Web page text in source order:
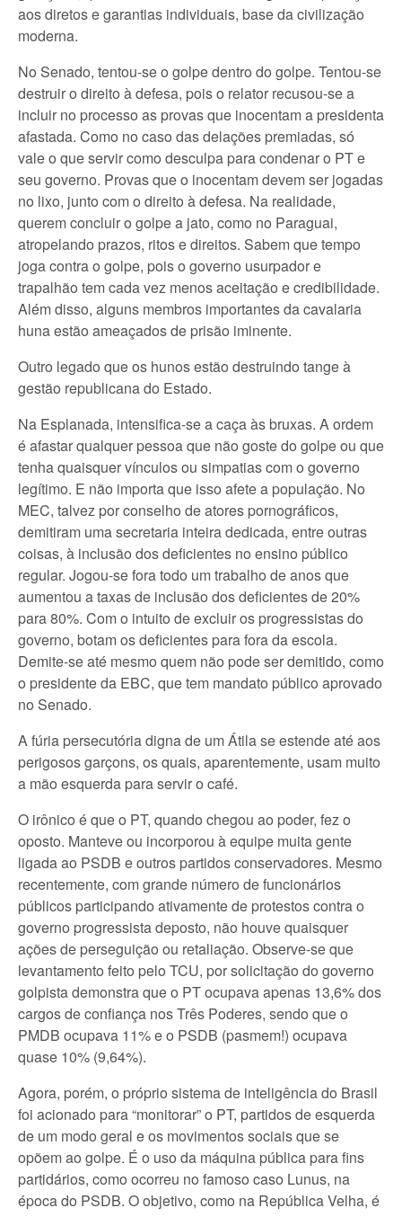
aos diretos e garantias individuais, base da civilização
moderna.
No Senado, tentou-se o golpe dentro do golpe. Tentou-se
destruir o direito à defesa, pois o relator recusou-se a
incluir no processo as provas que inocentam a presidenta
afastada. Como no caso das delações premiadas, só
vale o que servir como desculpa para condenar o PT e
seu governo. Provas que o inocentam devem ser jogadas
no lixo, junto com o direito à defesa. Na realidade,
querem concluir o golpe a jato, como no Paraguai,
atropelando prazos, ritos e direitos. Sabem que tempo
joga contra o golpe, pois o governo usurpador e
trapalhão tem cada vez menos aceitação e credibilidade.
Além disso, alguns membros importantes da cavalaria
huna estão ameaçados de prisão iminente.
Outro legado que os hunos estão destruindo tange à
gestão republicana do Estado.
Na Esplanada, intensifica-se a caça às bruxas. A ordem
é afastar qualquer pessoa que não goste do golpe ou que
tenha quaisquer vínculos ou simpatias com o governo
legítimo. E não importa que isso afete a população. No
MEC, talvez por conselho de atores pornográficos,
demitiram uma secretaria inteira dedicada, entre outras
coisas, à inclusão dos deficientes no ensino público
regular. Jogou-se fora todo um trabalho de anos que
aumentou a taxas de inclusão dos deficientes de 20%
para 80%. Com o intuito de excluir os progressistas do
governo, botam os deficientes para fora da escola.
Demite-se até mesmo quem não pode ser demitido, como
o presidente da EBC, que tem mandato público aprovado
no Senado.
A fúria persecutória digna de um Átila se estende até aos
perigosos garçons, os quais, aparentemente, usam muito
a mão esquerda para servir o café.
O irônico é que o PT, quando chegou ao poder, fez o
oposto. Manteve ou incorporou à equipe muita gente
ligada ao PSDB e outros partidos conservadores. Mesmo
recentemente, com grande número de funcionários
públicos participando ativamente de protestos contra o
governo progressista deposto, não houve quaisquer
ações de perseguição ou retaliação. Observe-se que
levantamento feito pelo TCU, por solicitação do governo
golpista demonstra que o PT ocupava apenas 13,6% dos
cargos de confiança nos Três Poderes, sendo que o
PMDB ocupava 11% e o PSDB (pasmem!) ocupava
quase 10% (9,64%).
Agora, porém, o próprio sistema de inteligência do Brasil
foi acionado para “monitorar” o PT, partidos de esquerda
de um modo geral e os movimentos sociais que se
opõem ao golpe. É o uso da máquina pública para fins
partidários, como ocorreu no famoso caso Lunus, na
época do PSDB. O objetivo, como na República Velha, é